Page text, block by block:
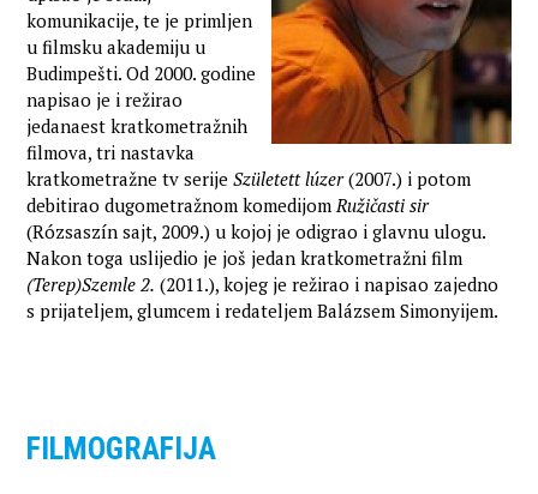
komunikacije, te je primljen
u filmsku akademiju u
Budimpešti. Od 2000. godine
napisao je i režirao
jedanaest kratkometražnih
filmova, tri nastavka
kratkometražne tv serijeSzületett lúzer(2007.) i potom
debitirao dugometražnom komedijomRužičasti sir
(Rózsaszín sajt, 2009.) u kojoj je odigrao i glavnu ulogu.
Nakon toga uslijedio je još jedan kratkometražni film
(Terep)Szemle 2. (2011.), kojeg je režirao i napisao zajedno
s prijateljem, glumcem i redateljem Balázsem Simonyijem.
FILMOGRAFIJA